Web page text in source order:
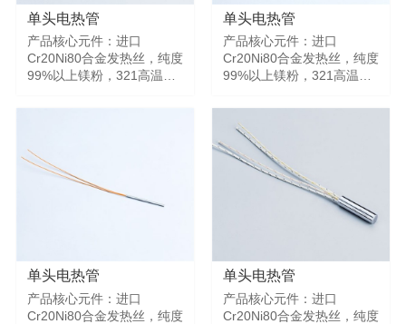
线、L直角型、U型、带金属
软管、带螺纹，卡套等各类
规格型号均可定制。
线、L直角型、U型、带金属
软管、带螺纹，卡套等各类
规格型号均可定制。
单头电热管
产品核心元件：进口
Cr20Ni80合金发热丝，纯度
99%以上镁粉，321高温无
引线。产品极细做到3mm，
最小直径3~5mm可定制，
采用321高温无缝管，各种
规格、高难度、高精密加热
线、L直角型、U型、带金属
软管、带螺纹，卡套等各类
规格型号均可定制。
单头电热管
产品核心元件：进口
Cr20Ni80合金发热丝，纯度
99%以上镁粉，321高温无
引线。产品极细做到3mm，
极短做到12mm，极高温度
1000℃以上。 产品特点：
最小直径3~5mm可定制，
采用321高温无缝管，各种
规格、高难度、高精密加热
管均可定制。功率大，寿命
线、L直角型、U型、带金属
软管、带螺纹，卡套等各类
规格型号均可定制。
单头电热管
产品核心元件：进口
Cr20Ni80合金发热丝，纯度
单头电热管
产品核心元件：进口
Cr20Ni80合金发热丝，纯度